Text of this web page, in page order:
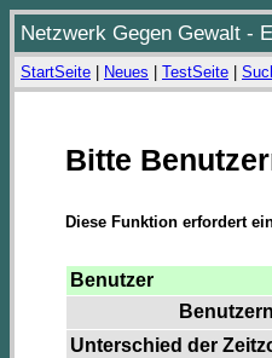
Netzwerk Gegen Gewalt -
StartSeite Neues TestSeite
Bitte
Diese Funktion erfordert
Benutzer
Unterschied der